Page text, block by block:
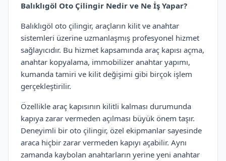
Balıklıgöl Oto Çilingir Nedir ve Ne İş Yapar?
Balıklıgöl oto çilingir, araçların kilit ve anahtar
sistemleri üzerine uzmanlaşmış profesyonel hizmet
sağlayıcıdır. Bu hizmet kapsamında araç kapısı açma,
anahtar kopyalama, immobilizer anahtar yapımı,
kumanda tamiri ve kilit değişimi gibi birçok işlem
gerçekleştirilir.
Özellikle araç kapısının kilitli kalması durumunda
kapıya zarar vermeden açılması büyük önem taşır.
Deneyimli bir oto çilingir, özel ekipmanlar sayesinde
araca hiçbir zarar vermeden kapıyı açabilir. Aynı
zamanda kaybolan anahtarların yerine yeni anahtar